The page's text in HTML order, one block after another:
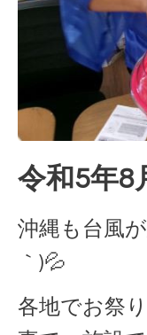
令和5年8
沖縄も台風
｀)💦
各地でお祭